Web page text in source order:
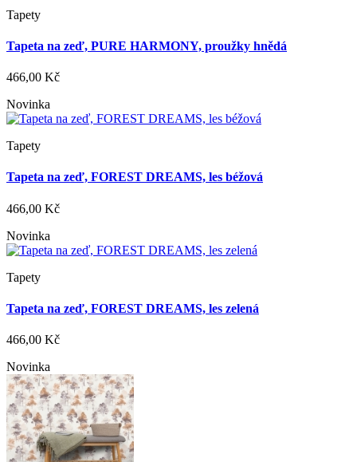
Tapety
Tapeta na zeď, PURE HARMONY, proužky hnědá
466,00 Kč
Novinka
Tapety
Tapeta na zeď, FOREST DREAMS, les béžová
466,00 Kč
Novinka
Tapety
Tapeta na zeď, FOREST DREAMS, les zelená
466,00 Kč
Novinka